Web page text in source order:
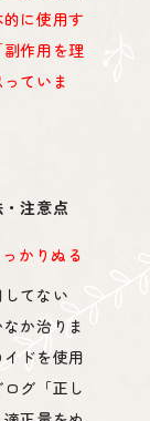
に使用す
作用を理
ていま
注意点
かりぬる
てない
か治りま
ドを使用
グ「正し